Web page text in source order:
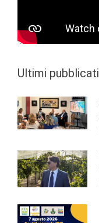
Ultimi pubblicati